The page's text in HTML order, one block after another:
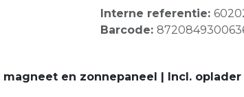
Interne referentie:
Barcode:
magneet en zonnepaneel | Incl. oplader